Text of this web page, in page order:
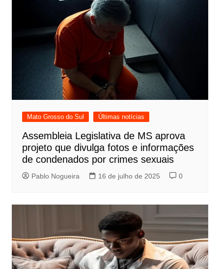
Mato Grosso do Sul Últimas notícias
Assembleia Legislativa de MS aprova
projeto que divulga fotos e informações
de condenados por crimes sexuais
Pablo Nogueira 16 de julho de 2025 0